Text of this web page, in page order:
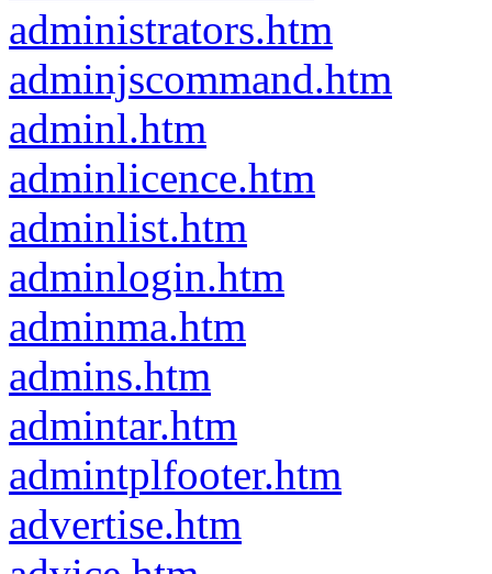
administrators.htm
adminjscommand.htm
adminl.htm
adminlicence.htm
adminlist.htm
adminlogin.htm
adminma.htm
admins.htm
admintar.htm
admintplfooter.htm
advertise.htm